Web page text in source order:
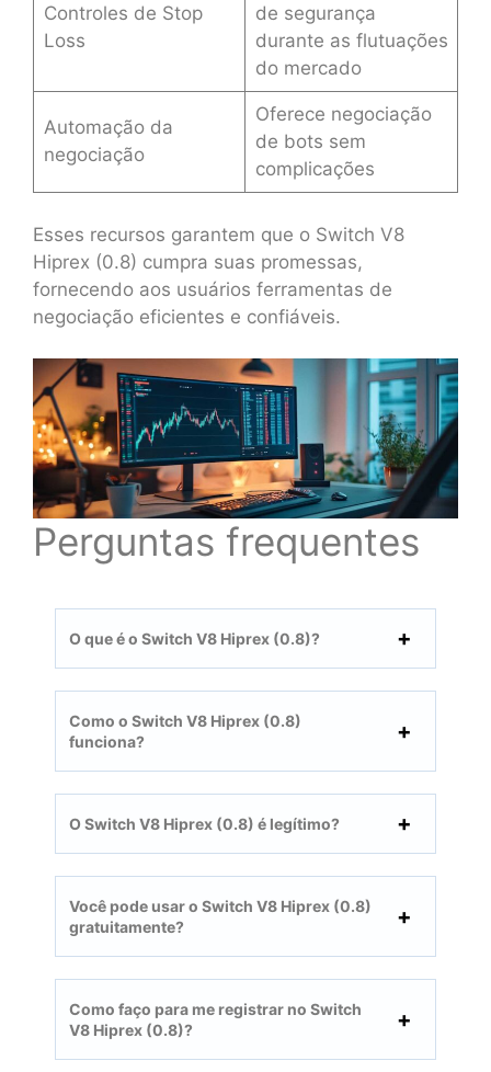
Controles de Stop
Loss
de segurança
durante as flutuações
do mercado
Automação da
negociação
Oferece negociação
de bots sem
complicações
Esses recursos garantem que o Switch V8
Hiprex (0.8) cumpra suas promessas,
fornecendo aos usuários ferramentas de
negociação eficientes e confiáveis.
Perguntas frequentes
O que é o Switch V8 Hiprex (0.8)?
Como o Switch V8 Hiprex (0.8)
funciona?
O Switch V8 Hiprex (0.8) é legítimo?
Você pode usar o Switch V8 Hiprex (0.8)
gratuitamente?
Como faço para me registrar no Switch
V8 Hiprex (0.8)?